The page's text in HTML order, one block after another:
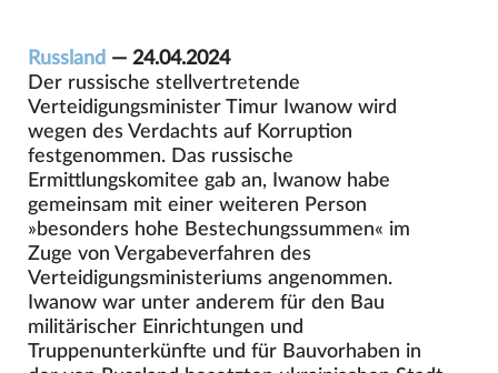
Russland — 24.04.2024
Der russische stellvertretende
Verteidigungsminister Timur Iwanow wird
wegen des Verdachts auf Korruption
festgenommen. Das russische
Ermittlungskomitee gab an, Iwanow habe
gemeinsam mit einer weiteren Person
»besonders hohe Bestechungssummen« im
Zuge von Vergabeverfahren des
Verteidigungsministeriums angenommen.
Iwanow war unter anderem für den Bau
militärischer Einrichtungen und
Truppenunterkünfte und für Bauvorhaben in